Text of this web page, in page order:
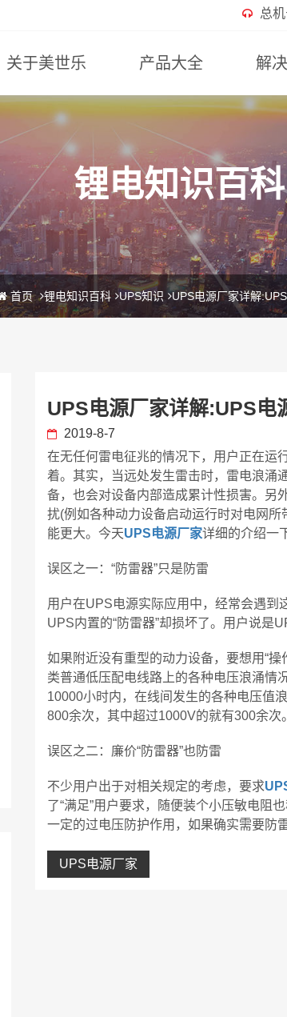
总
关于美世乐 产品大全 解
锂电知识百科
首页 锂电知识百科 UPS知识 UPS电源厂家详解
UPS电源厂家详解:UPS电
2019-8-7
在无任何雷电征兆的情况下，用户正在运
着。其实，当远处发生雷击时，雷电浪涌
备，也会对设备内部造成累计性损害。另
扰(例如各种动力设备启动运行时对电网
能更大。今天UPS电源厂家详细的介绍一
误区之一：“防雷器”只是防雷
用户在UPS电源实际应用中，经常会遇到
UPS内置的“防雷器”却损坏了。用户说是
如果附近没有重型的动力设备，要想用“
类普通低压配电线路上的各种电压浪涌情
10000小时内，在线间发生的各种电压值
800余次，其中超过1000V的就有300余次。
误区之二：廉价“防雷器”也防雷
不少用户出于对相关规定的考虑，要求
了“满足”用户要求，随便装个小压敏电阻
一定的过电压防护作用，如果确实需要防
UPS电源厂家